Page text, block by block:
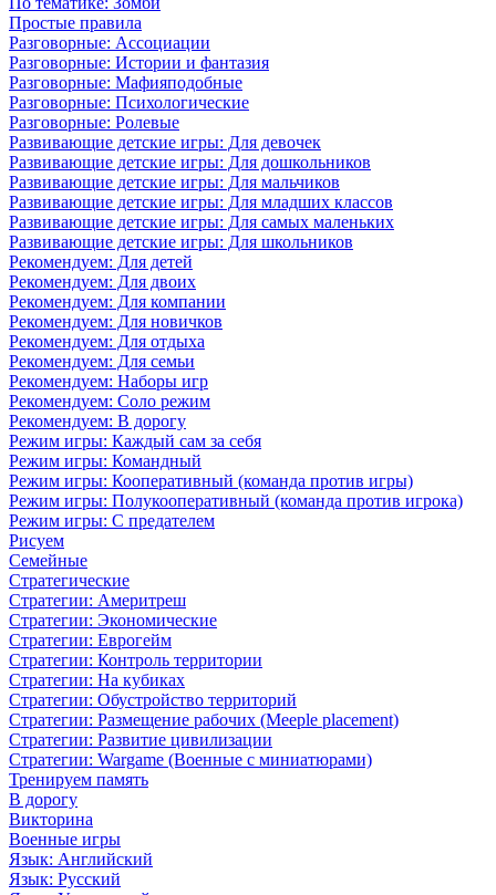
Простые правила
Разговорные: Ассоциации
Разговорные: Истории и фантазия
Разговорные: Мафияподобные
Разговорные: Психологические
Разговорные: Ролевые
Развивающие детские игры: Для девочек
Развивающие детские игры: Для дошкольников
Развивающие детские игры: Для мальчиков
Развивающие детские игры: Для младших классов
Развивающие детские игры: Для самых маленьких
Развивающие детские игры: Для школьников
Рекомендуем: Для детей
Рекомендуем: Для двоих
Рекомендуем: Для компании
Рекомендуем: Для новичков
Рекомендуем: Для отдыха
Рекомендуем: Для семьи
Рекомендуем: Наборы игр
Рекомендуем: Соло режим
Рекомендуем: В дорогу
Режим игры: Каждый сам за себя
Режим игры: Командный
Режим игры: Кооперативный (команда против игры)
Режим игры: Полукооперативный (команда против игрока)
Режим игры: С предателем
Рисуем
Семейные
Стратегические
Стратегии: Америтреш
Стратегии: Экономические
Стратегии: Еврогейм
Стратегии: Контроль территории
Стратегии: На кубиках
Стратегии: Обустройство территорий
Стратегии: Размещение рабочих (Meeple placement)
Стратегии: Развитие цивилизации
Стратегии: Wargame (Военные с миниатюрами)
Тренируем память
В дорогу
Викторина
Военные игры
Язык: Английский
Язык: Русский